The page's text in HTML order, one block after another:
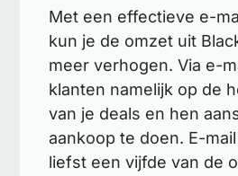
Met een effectieve e-
kun je de omzet uit
meer verhogen. Via e-
klanten namelijk op de
van je deals en hen
aankoop te doen. E-
liefst een vijfde van de